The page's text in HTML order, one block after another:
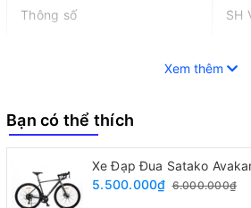
Thông số SH
Động cơ
IC điều khiển
Xem thêm
Bạn có thể thích
Xe Đạp Đua Satako
5.500.000₫ 6.000.000₫